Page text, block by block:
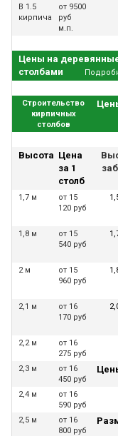
В 1.5
кирпича
от 9500
руб
м.п.
Цены на
столбами
Строительство
кирпичных
столбов
Высота Цена
за 1
столб
1,7 м
от 15
120 руб
1,8 м
от 15
540 руб
2 м
от 15
960 руб
2,1 м
от 16
170 руб
2,2 м
от 16
275 руб
2,3 м
от 16
450 руб
2,4 м
от 16
590 руб
2,5 м
от 16
800 руб